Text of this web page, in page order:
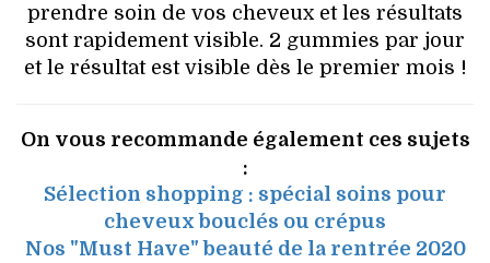
prendre soin de vos cheveux et les résultats
sont rapidement visible. 2 gummies par jour
et le résultat est visible dès le premier mois !
On vous recommande également ces sujets
:
Sélection shopping : spécial soins pour
cheveux bouclés ou crépus
Nos "Must Have" beauté de la rentrée 2020